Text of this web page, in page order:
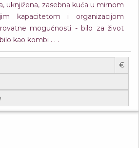
uknjižena, zasebna kuća u mirnom
kapacitetom i organizacijom
mogućnosti - bilo za život
kao kombi . . .
€